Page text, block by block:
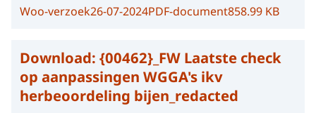
Woo-verzoek26-07-2024PDF-document858.99 KB
Download: {00462}_FW Laatste check
op aanpassingen WGGA's ikv
herbeoordeling bijen_redacted